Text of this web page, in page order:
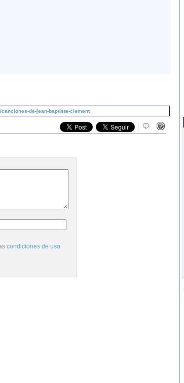
de-jean-baptiste-clement
condiciones de uso